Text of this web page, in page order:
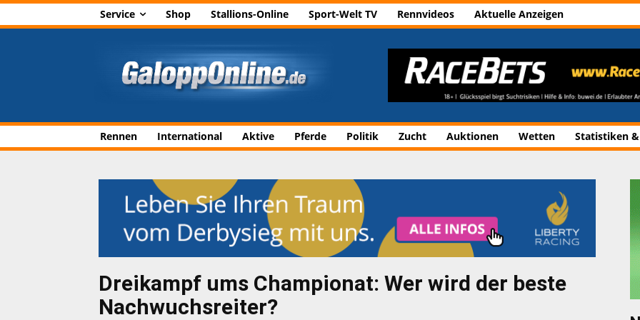
Service Shop Stallions-Online Sport-Welt TV Rennvideos Aktuelle Anzeigen
Rennen International Aktive Pferde Politik Zucht Auktionen Wetten Statistiken
Dreikampf ums Championat: Wer wird der beste
Nachwuchsreiter?